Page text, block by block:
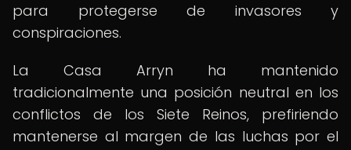
para protegerse de invasores y
conspiraciones.
La Casa Arryn ha mantenido
tradicionalmente una posición neutral en los
conflictos de los Siete Reinos, prefiriendo
mantenerse al margen de las luchas por el